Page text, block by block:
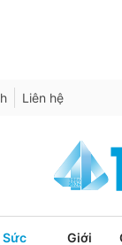
Liên hệ
Sức
Giới